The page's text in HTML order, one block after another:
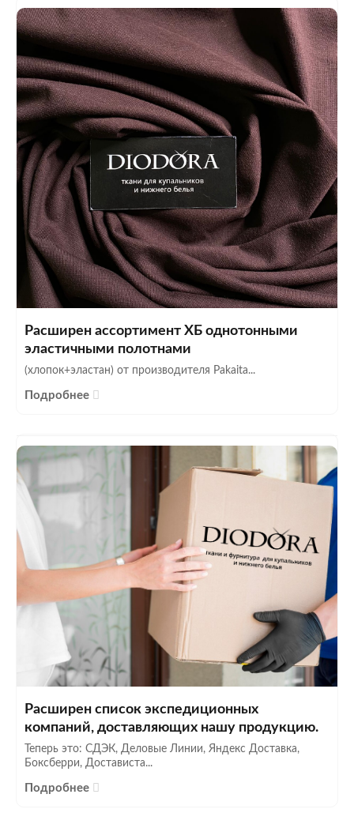
Расширен ассортимент ХБ однотонными
эластичными полотнами
(хлопок+эластан) от производителя Pakaita...
Подробнее
Расширен список экспедиционных
компаний, доставляющих нашу продукцию.
Теперь это: СДЭК, Деловые Линии, Яндекс Доставка,
Боксберри, Достависта...
Подробнее